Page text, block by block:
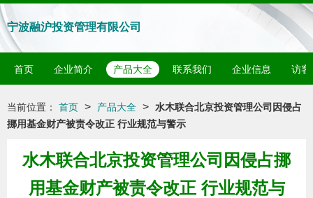
宁波融沪投资管理有限公司
首页 企业简介 产品大全 联系我们 企业信息 访客
当前位置： 首页 > 产品大全 > 水木联合北京投资管理公司因侵占
挪用基金财产被责令改正 行业规范与警示
水木联合北京投资管理公司因侵占挪
用基金财产被责令改正 行业规范与